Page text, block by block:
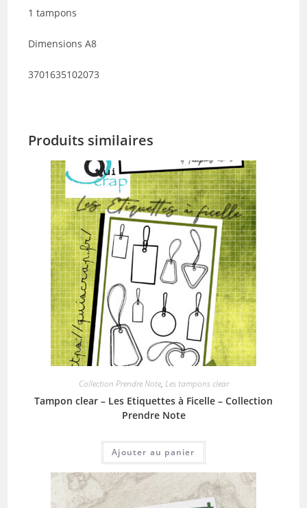
1 tampons
Dimensions A8
3701635102073
Produits similaires
Collection Prendre Note, Les tampons clear
Tampon clear – Les Etiquettes à Ficelle – Collection
Prendre Note
Ajouter au panier